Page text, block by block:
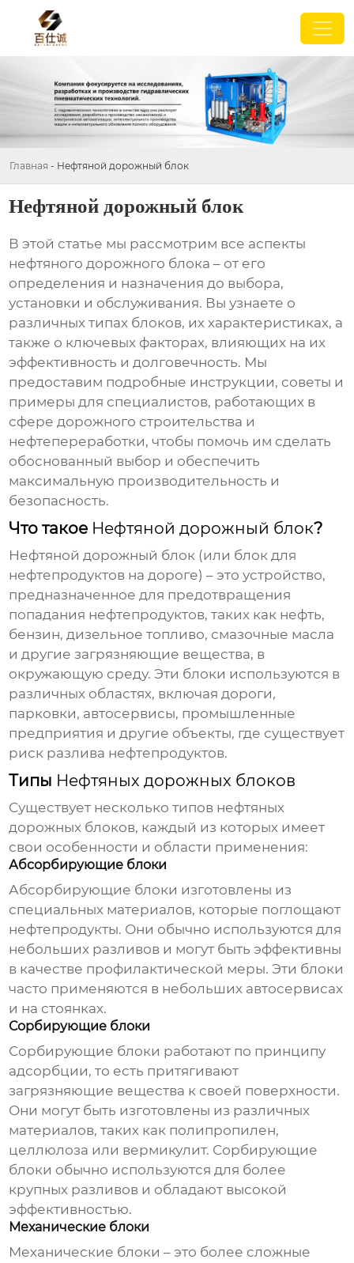
Главная - Нефтяной дорожный блок
Нефтяной дорожный блок
В этой статье мы рассмотрим все аспекты
нефтяного дорожного блока – от его
определения и назначения до выбора,
установки и обслуживания. Вы узнаете о
различных типах блоков, их характеристиках, а
также о ключевых факторах, влияющих на их
эффективность и долговечность. Мы
предоставим подробные инструкции, советы и
примеры для специалистов, работающих в
сфере дорожного строительства и
нефтепереработки, чтобы помочь им сделать
обоснованный выбор и обеспечить
максимальную производительность и
безопасность.
Что такое Нефтяной дорожный блок?
Нефтяной дорожный блок (или блок для
нефтепродуктов на дороге) – это устройство,
предназначенное для предотвращения
попадания нефтепродуктов, таких как нефть,
бензин, дизельное топливо, смазочные масла
и другие загрязняющие вещества, в
окружающую среду. Эти блоки используются в
различных областях, включая дороги,
парковки, автосервисы, промышленные
предприятия и другие объекты, где существует
риск разлива нефтепродуктов.
Типы Нефтяных дорожных блоков
Существует несколько типов нефтяных
дорожных блоков, каждый из которых имеет
свои особенности и области применения:
Абсорбирующие блоки
Абсорбирующие блоки изготовлены из
специальных материалов, которые поглощают
нефтепродукты. Они обычно используются для
небольших разливов и могут быть эффективны
в качестве профилактической меры. Эти блоки
часто применяются в небольших автосервисах
и на стоянках.
Сорбирующие блоки
Сорбирующие блоки работают по принципу
адсорбции, то есть притягивают
загрязняющие вещества к своей поверхности.
Они могут быть изготовлены из различных
материалов, таких как полипропилен,
целлюлоза или вермикулит. Сорбирующие
блоки обычно используются для более
крупных разливов и обладают высокой
эффективностью.
Механические блоки
Механические блоки – это более сложные